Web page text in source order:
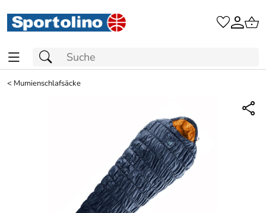
< Mumienschlafsäcke